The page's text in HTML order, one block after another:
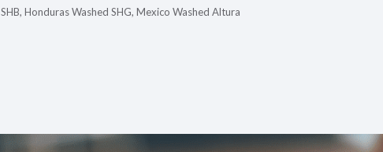
SHB, Honduras Washed SHG, Mexico Washed Altura